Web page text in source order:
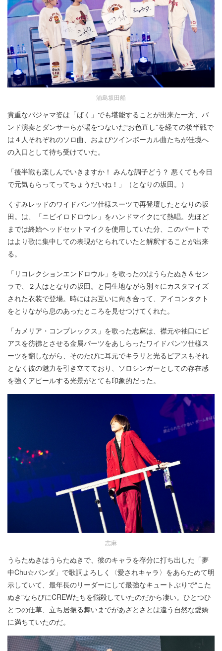
浦島坂田船
貴重なパジャマ姿は「ばく」でも堪能することが出来た一方、バ
ンド演奏とダンサーらが場をつないだ“お色直し”を経ての後半戦で
は４人それぞれのソロ曲、およびツインボーカル曲たちが佳境へ
の入口として待ち受けていた。
「後半戦も楽しんでいきますか！ みんな調子どう？ 悪くても今日
で元気もらってってちょうだいね！」（となりの坂田。）
くすみレッドのワイドパンツ仕様スーツで再登壇したとなりの坂
田。は、「ニビイロドロウレ」をハンドマイクにて熱唱。先ほど
までは終始ヘッドセットマイクを使用していた分、このパートで
はより歌に集中しての表現がとられていたと解釈することが出来
る。
「リコレクションエンドロウル」を歌ったのはうらたぬき＆セン
ラで、２人はとなりの坂田。と同生地ながら別々にカスタマイズ
された衣装で登場。時にはお互いに向き合って、アイコンタクト
をとりながら息のあったところを見せつけてくれた。
「カメリア・コンプレックス」を歌った志麻は、襟元や袖口にピ
アスを彷彿とさせる金属パーツをあしらったワイドパンツ仕様ス
ーツを翻しながら、そのたびに耳元でキラリと光るピアスもそれ
となく彼の魅力を引き立てており、ソロシンガーとしての存在感
を強くアピールする光景がとても印象的だった。
志麻
うらたぬきはうらたぬきで、彼のキャラを存分に打ち出した「夢
中Chu☆パンダ」で歌詞よろしく〈愛されキャラ〉をあらためて明
示していて、最年長のリーダーにして最強なキュートぶりで“こた
ぬき”ならびにCREWたちを悩殺していたのだから凄い。ひとつひ
とつの仕草、立ち居振る舞いまでがあざとさとは違う自然な愛嬌
に満ちていたのだ。